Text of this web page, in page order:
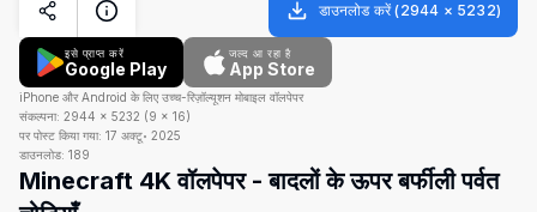
डाउनलोड करें(2944 × 5232)
इसे प्राप्त करें
Google Play
जल्द आ रहा है
App Store
iPhone और Android के लिए उच्च-रिज़ॉल्यूशन मोबाइल वॉलपेपर
संकल्पना: 2944 × 5232 (9 × 16)
पर पोस्ट किया गया: 17 अक्टू॰ 2025
डाउनलोड: 189
Minecraft 4K वॉलपेपर - बादलों के ऊपर बर्फीली पर्वत